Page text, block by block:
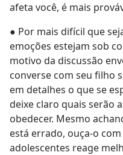
afeta você, é mais
● Por mais difícil que
emoções estejam sob
motivo da discussão
converse com seu filho
em detalhes o que se
deixe claro quais serão
obedecer. Mesmo
está errado, ouça-o
adolescentes reage